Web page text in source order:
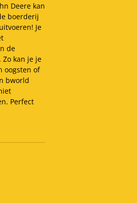
Deere kan
boerderij
Je
de
kan je je
oogsten of
bworld
Perfect